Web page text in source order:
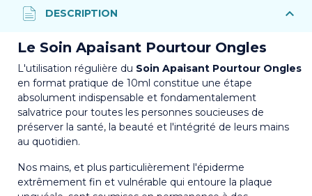
Le Soin Apaisant Pourtour Ongles
L'utilisation régulière du Soin Apaisant Pourtour Ongles
en format pratique de 10ml constitue une étape
absolument indispensable et fondamentalement
salvatrice pour toutes les personnes soucieuses de
préserver la santé, la beauté et l'intégrité de leurs mains
au quotidien.
Nos mains, et plus particulièrement l'épiderme
extrêmement fin et vulnérable qui entoure la plaque